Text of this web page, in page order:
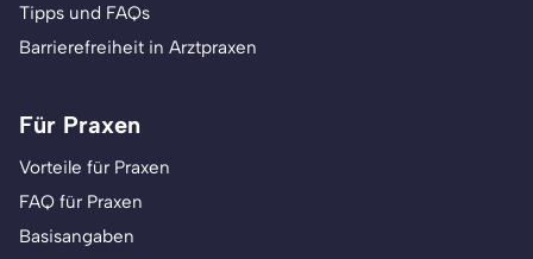
Tipps und FAQs
Barrierefreiheit in Arztpraxen
Für Praxen
Vorteile für Praxen
FAQ für Praxen
Basisangaben